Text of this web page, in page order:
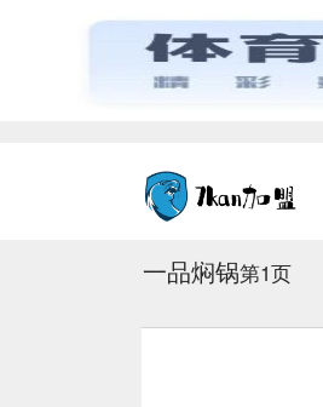
一品焖锅第1页